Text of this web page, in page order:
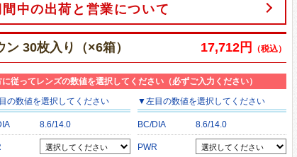
中の出荷と営業について
30枚入り（×6箱） 17,712円 （税込）
に従ってレンズの数値を選択してください（必ずご入力ください）
の数値を選択してください
8.6/14.0
▼左目の数値を選択してください
BC/DIA 8.6/14.0
PWR